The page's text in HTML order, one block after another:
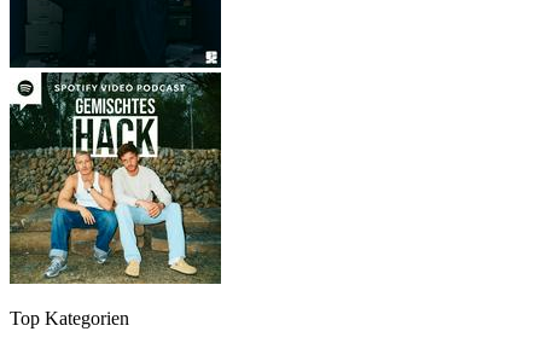
Top Kategorien